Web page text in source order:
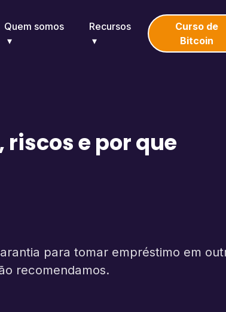
Quem somos Recursos
Curso de
Bitcoin
e por que
para tomar empréstimo em
recomendamos.